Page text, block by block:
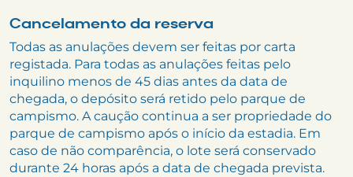
Cancelamento da reserva
Todas as anulações devem ser feitas por carta
registada. Para todas as anulações feitas pelo
inquilino menos de 45 dias antes da data de
chegada, o depósito será retido pelo parque de
campismo. A caução continua a ser propriedade do
parque de campismo após o início da estadia. Em
caso de não comparência, o lote será conservado
durante 24 horas após a data de chegada prevista.